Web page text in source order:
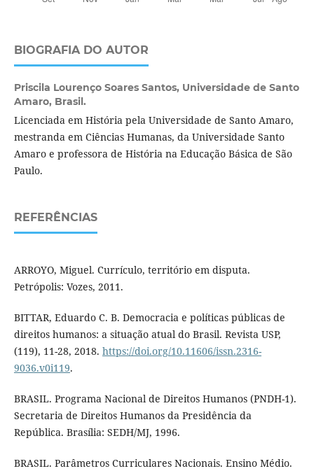
BIOGRAFIA DO AUTOR
Priscila Lourenço Soares Santos, Universidade de Santo
Amaro, Brasil.
Licenciada em História pela Universidade de Santo Amaro,
mestranda em Ciências Humanas, da Universidade Santo
Amaro e professora de História na Educação Básica de São
Paulo.
REFERÊNCIAS
ARROYO, Miguel. Currículo, território em disputa.
Petrópolis: Vozes, 2011.
BITTAR, Eduardo C. B. Democracia e políticas públicas de
direitos humanos: a situação atual do Brasil. Revista USP,
(119), 11-28, 2018. https://doi.org/10.11606/issn.2316-
9036.v0i119.
BRASIL. Programa Nacional de Direitos Humanos (PNDH-1).
Secretaria de Direitos Humanos da Presidência da
República. Brasília: SEDH/MJ, 1996.
BRASIL. Parâmetros Curriculares Nacionais. Ensino Médio.